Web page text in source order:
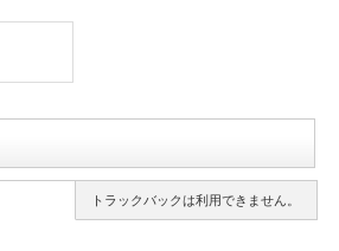
トラックバックは利用できません。